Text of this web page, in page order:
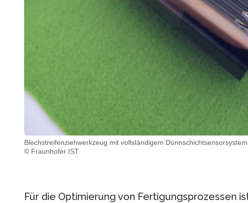
Blechstreifenziehwerkzeug mit vollständigem Dünnschichtsensorsystem
© Fraunhofer IST
Für die Optimierung von Fertigungsprozessen